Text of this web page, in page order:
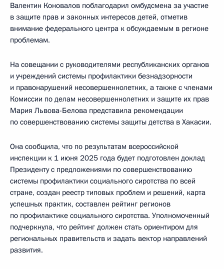
Валентин Коновалов поблагодарил омбудсмена за участие
в защите прав и законных интересов детей, отметив
внимание федерального центра к обсуждаемым в регионе
проблемам.
На совещании с руководителями республиканских органов
и учреждений системы профилактики безнадзорности
и правонарушений несовершеннолетних, а также с членами
Комиссии по делам несовершеннолетних и защите их прав
Мария Львова-Белова представила рекомендации
по совершенствованию системы защиты детства в Хакасии.
Она сообщила, что по результатам всероссийской
инспекции к 1 июня 2025 года будет подготовлен доклад
Президенту с предложениями по совершенствованию
системы профилактики социального сиротства по всей
стране, создан реестр типовых проблем и решений, карта
успешных практик, составлен рейтинг регионов
по профилактике социального сиротства. Уполномоченный
подчеркнула, что рейтинг должен стать ориентиром для
региональных правительств и задать вектор направлений
развития.